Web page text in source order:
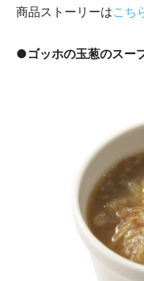
商品ストーリーはこち
●ゴッホの玉葱のスー